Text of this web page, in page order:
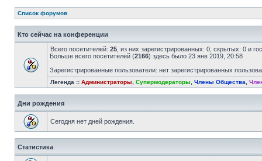
Список форумов
Кто сейчас на конференции
Всего посетителей: 25 , из них зарегистрированных: 0, скрытых: 0 и
Больше всего посетителей (2166) здесь было 23 янв 2019, 20:58
Зарегистрированные пользователи: нет зарегистрированных
Легенда :: Администраторы Супермодераторы Члены Общества
Дни рождения
Сегодня нет дней рождения.
Статистика